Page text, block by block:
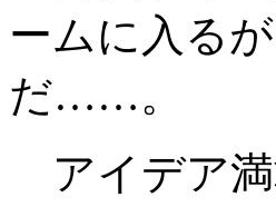
ームに入る
だ……。
アイデア満